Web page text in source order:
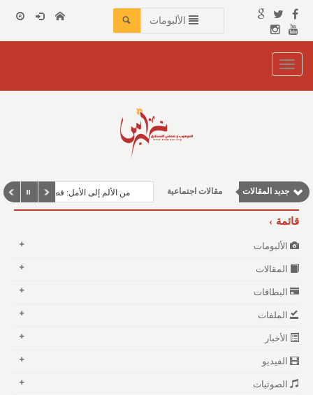
الألبومات
Toggle
navigation
جديد المقالات مقالات اجتماعية
نوافذ الثقافة و الأدب
من الألم إلى الأمل: قصة حصوات
قائمة
الألبومات
المقالات
البطاقات
الملفات
الأخبار
الفيديو
الصوتيات